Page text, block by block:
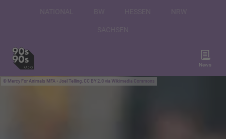
News
Mercy For Animals MFA • Joel Telling, CC BY 2.0 via Wikimedia Commons